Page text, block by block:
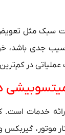
سبک مثل تعویض
جدی باشد،
عملیاتی در
خدمات
موتور،